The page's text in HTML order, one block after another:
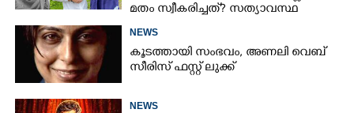
മതം സ്വീകരിച്ചത്? സത്യാവസ്ഥ
വെളിപ്പെടുത്തി സുഹൃത്ത്‌
NEWS
കൂടത്തായി സംഭവം, അണലി വെബ്
സീരിസ് ഫസ്റ്റ് ലുക്ക്
NEWS